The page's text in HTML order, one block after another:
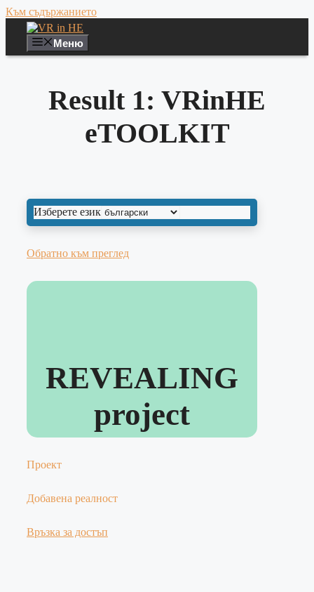
Към съдържанието
Меню
Result 1: VRinHE
eTOOLKIT
Изберете език
Обратно към преглед
REVEALING
project
Проект
Добавена реалност
Връзка за достъп